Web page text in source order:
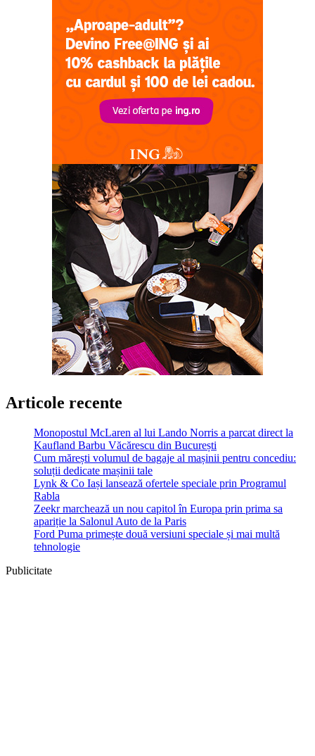
Articole recente
Monopostul McLaren al lui Lando Norris a parcat direct la
Kaufland Barbu Văcărescu din București
Cum mărești volumul de bagaje al mașinii pentru concediu:
soluții dedicate mașinii tale
Lynk & Co Iași lansează ofertele speciale prin Programul
Rabla
Zeekr marchează un nou capitol în Europa prin prima sa
apariție la Salonul Auto de la Paris
Ford Puma primește două versiuni speciale și mai multă
tehnologie
Publicitate